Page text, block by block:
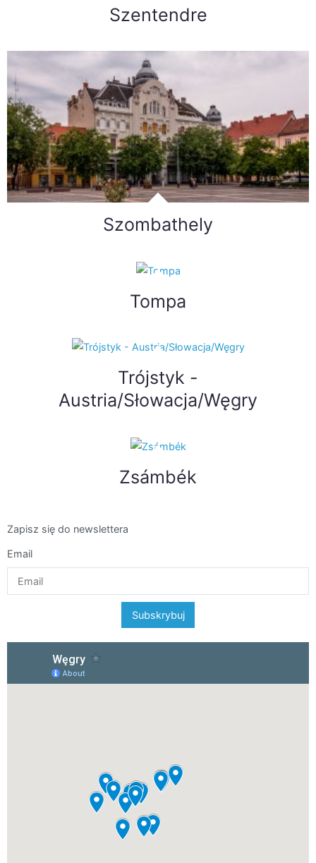
Szentendre
Szombathely
Tompa
Trójstyk -
Austria/Słowacja/Węgry
Zsámbék
Zapisz się do newslettera
Email